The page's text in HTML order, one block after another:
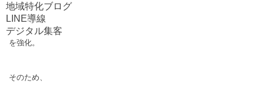
地域特化ブログ
LINE導線
デジタル集客
を強化。
そのため、